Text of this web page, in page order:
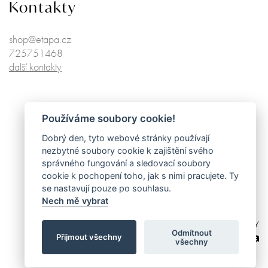
Kontakty
shop@etapa.cz
725751468
další kontakty
made by
Používáme soubory cookie!
Dobrý den, tyto webové stránky používají
nezbytné soubory cookie k zajištění svého
správného fungování a sledovací soubory
cookie k pochopení toho, jak s nimi pracujete. Ty
se nastavují pouze po souhlasu.
Nech mě vybrat
Přijmout všechny
Odmítnout
všechny